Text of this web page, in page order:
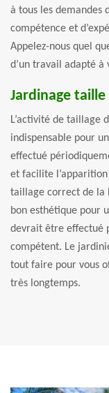
à tous les demandes
compétence et
Appelez-nous quel
d’un travail adapté à
Jardinage
L’activité de taillage
indispensable pour
effectué
et facilite
taillage correct de la
bon esthétique pour
devrait être effectué
compétent. Le
tout faire pour vous
très longtemps.